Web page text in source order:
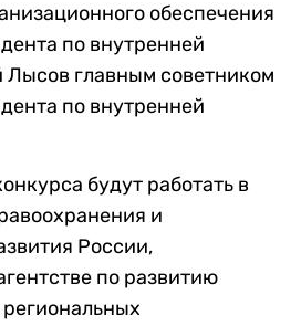
обеспечения
по внутренней
Лысов главным советником
по внутренней
будут работать в
и
России,
по развитию